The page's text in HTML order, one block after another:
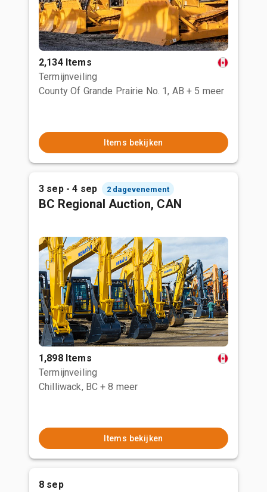
2,134 Items
Termijnveiling
County Of Grande Prairie No. 1, AB + 5 meer
Items bekijken
3 sep - 4 sep 2 dagevenement
BC Regional Auction, CAN
1,898 Items
Termijnveiling
Chilliwack, BC + 8 meer
Items bekijken
8 sep